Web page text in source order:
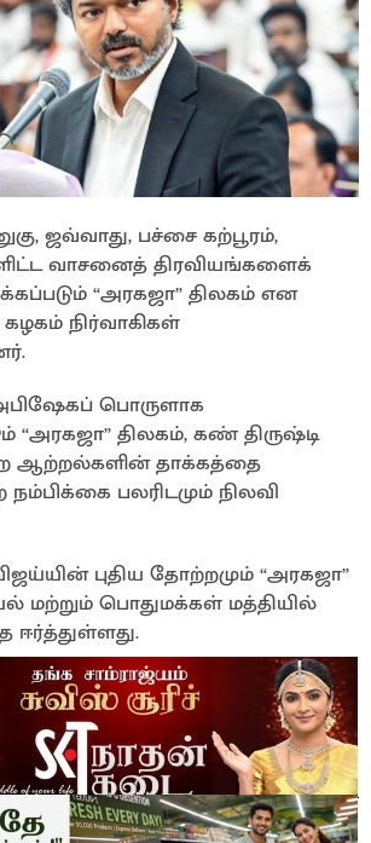
ஜவ்வாது, பச்சை கற்பூரம்,
வாசனைத் திரவியங்களைக்
“அரகஜா” திலகம் என
நிர்வாகிகள்
பொருளாக
“அரகஜா” திலகம், கண் திருஷ்டி
ஆற்றல்களின் தாக்கத்தை
பலரிடமும் நிலவி
புதிய தோற்றமும் “அரகஜா”
மற்றும் பொதுமக்கள் மத்தியில்